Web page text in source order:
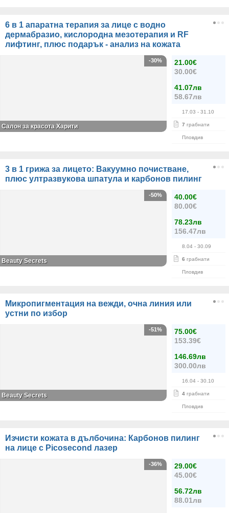
6 в 1 апаратна терапия за лице с водно
дермабразио, кислородна мезотерапия и RF
лифтинг, плюс подарък - анализ на кожата
21.00€
30.00€
41.07лв
58.67лв
17.03 - 31.10
7 грабнати
Пловдив
-30%
Салон за красота Харити
3 в 1 грижа за лицето: Вакуумно почистване,
плюс ултразвукова шпатула и карбонов пилинг
40.00€
80.00€
78.23лв
156.47лв
8.04 - 30.09
6 грабнати
Пловдив
-50%
Beauty Secrets
Микропигментация на вежди, очна линия или
устни по избор
75.00€
153.39€
146.69лв
300.00лв
16.04 - 30.10
4 грабнати
Пловдив
-51%
Beauty Secrets
Изчисти кожата в дълбочина: Карбонов пилинг
на лице с Picosecond лазер
29.00€
45.00€
56.72лв
88.01лв
-36%